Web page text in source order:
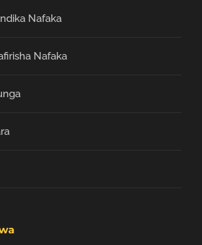
Nafaka
Nafaka